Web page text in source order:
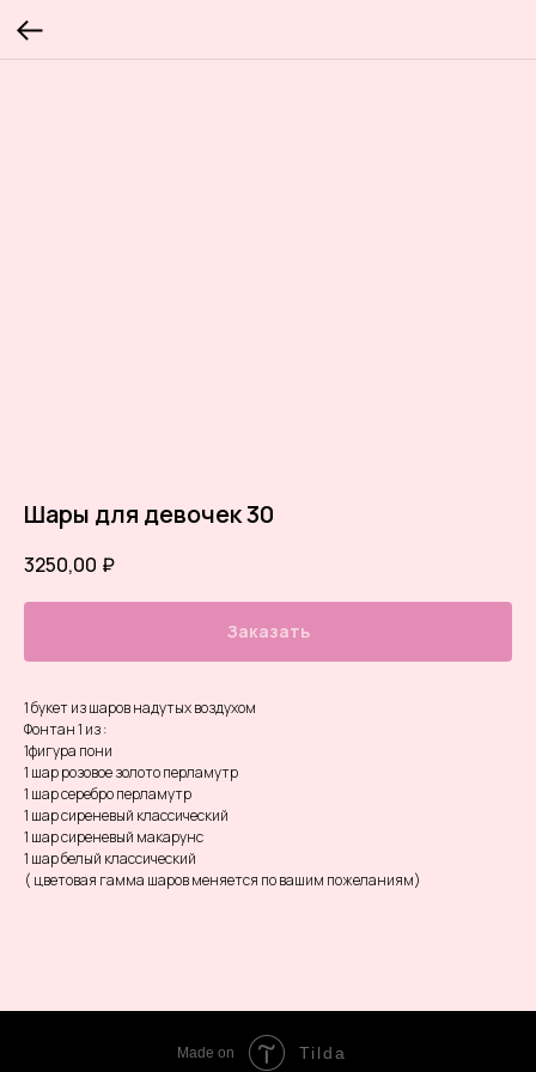
Шары для девочек 30
3250,00 ₽
Заказать
1 букет из шаров надутых воздухом
Фонтан 1 из :
1фигура пони
1 шар розовое золото перламутр
1 шар серебро перламутр
1 шар сиреневый классический
1 шар сиреневый макарунс
1 шар белый классический
( цветовая гамма шаров меняется по вашим пожеланиям)
Made on Tilda